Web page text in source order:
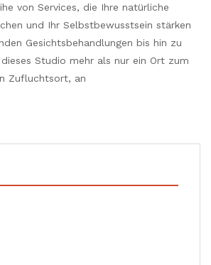
von Services, die Ihre natürliche
und Ihr Selbstbewusstsein stärken
Gesichtsbehandlungen bis hin zu
Studio mehr als nur ein Ort zum
Zufluchtsort, an